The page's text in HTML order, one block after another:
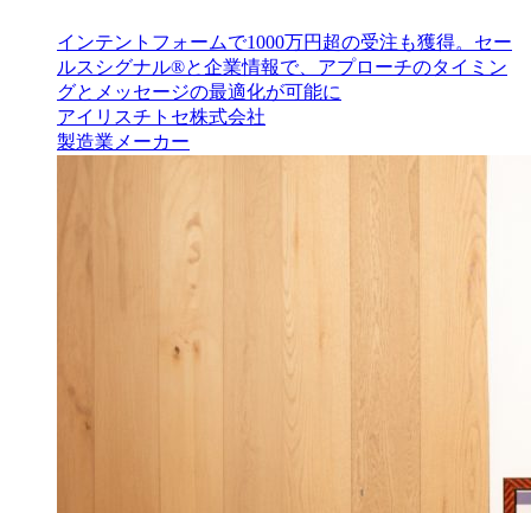
インテントフォームで1000万円超の受注も獲得。セー
ルスシグナル®︎と企業情報で、アプローチのタイミン
グとメッセージの最適化が可能に
アイリスチトセ株式会社
製造業 メーカー